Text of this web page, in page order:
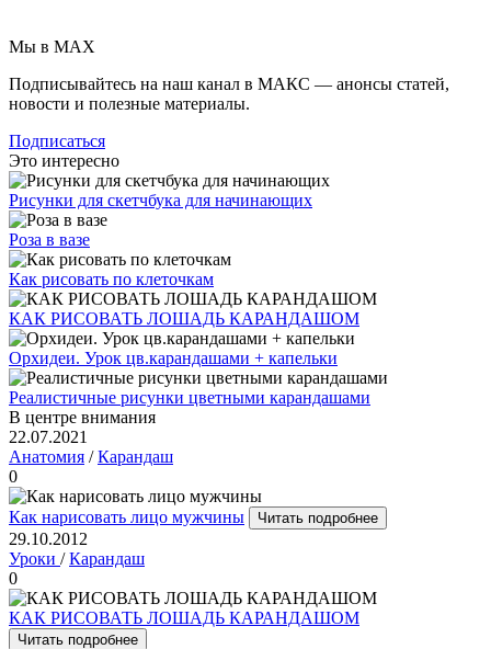
Мы в MAX
Подписывайтесь на наш канал в МАКС — анонсы статей,
новости и полезные материалы.
Подписаться
Это интересно
Рисунки для скетчбука для начинающих
Роза в вазе
Как рисовать по клеточкам
КАК РИСОВАТЬ ЛОШАДЬ КАРАНДАШОМ
Орхидеи. Урок цв.карандашами + капельки
Реалистичные рисунки цветными карандашами
В центре внимания
22.07.2021
Анатомия /Карандаш
0
Как нарисовать лицо мужчины Читать подробнее
29.10.2012
Уроки /Карандаш
0
КАК РИСОВАТЬ ЛОШАДЬ КАРАНДАШОМ
Читать подробнее